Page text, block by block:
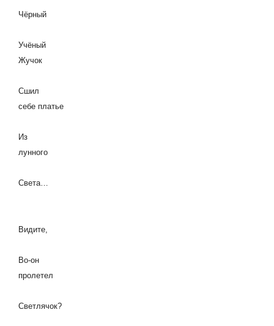
Чёрный
Учёный
Жучок
Сшил
себе платье
Из
лунного
Света…
Видите,
Во-он
пролетел
Светлячок?